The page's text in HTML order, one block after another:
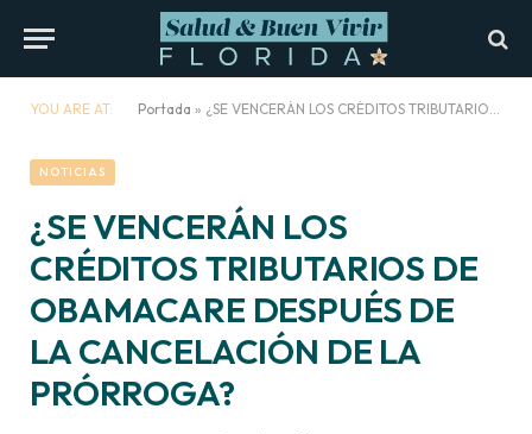
YOU ARE AT: Portada » ¿SE VENCERÁN LOS CRÉDITOS TRIBUTARIOS DE OBAMACARE DESPUÉS DE LA CANCELACIÓN DE LA PRÓRROGA?
NOTICIAS
¿SE VENCERÁN LOS
CRÉDITOS TRIBUTARIOS DE
OBAMACARE DESPUÉS DE
LA CANCELACIÓN DE LA
PRÓRROGA?